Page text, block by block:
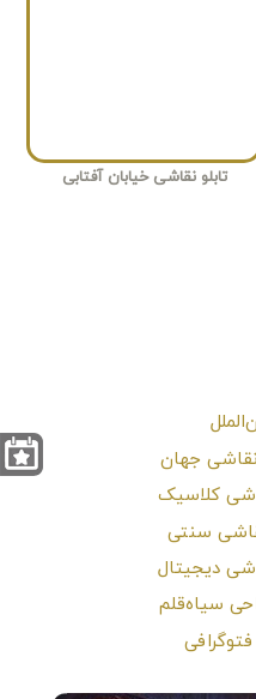
تابلو نقاشی خیابان آفتابی